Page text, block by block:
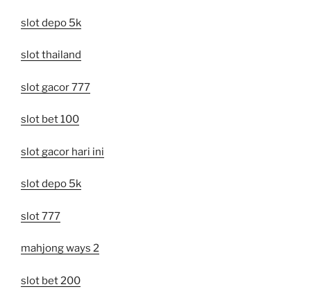
slot depo 5k
slot thailand
slot gacor 777
slot bet 100
slot gacor hari ini
slot depo 5k
slot 777
mahjong ways 2
slot bet 200